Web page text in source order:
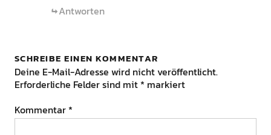
Antworten
SCHREIBE EINEN KOMMENTAR
Deine E-Mail-Adresse wird nicht veröffentlicht.
Erforderliche Felder sind mit * markiert
Kommentar *